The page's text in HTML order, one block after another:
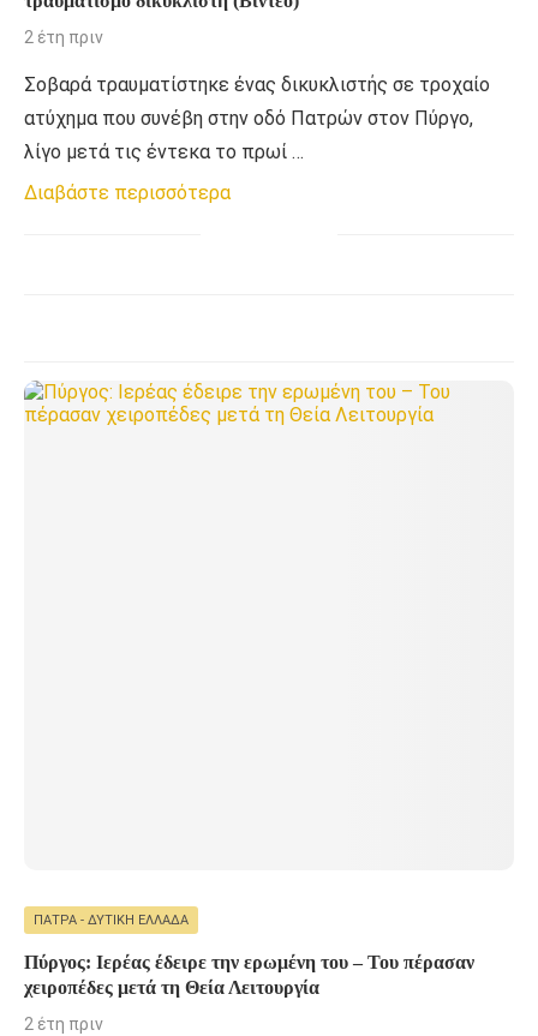
2 έτη πριν
Σοβαρά τραυματίστηκε ένας δικυκλιστής σε τροχαίο
ατύχημα που συνέβη στην οδό Πατρών στον Πύργο,
λίγο μετά τις έντεκα το πρωί …
Διαβάστε περισσότερα
ΠΆΤΡΑ - ΔΥΤΙΚΉ ΕΛΛΆΔΑ
Πύργος: Ιερέας έδειρε την ερωμένη του – Του πέρασαν
χειροπέδες μετά τη Θεία Λειτουργία
2 έτη πριν